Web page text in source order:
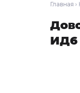
Главная ›
ИД6